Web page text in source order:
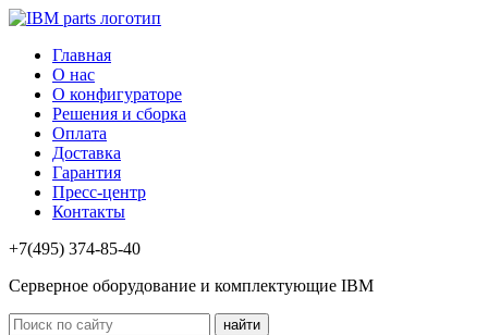
Главная
О нас
О конфигураторе
Решения и сборка
Оплата
Доставка
Гарантия
Пресс-центр
Контакты
+7(495) 374-85-40
Серверное оборудование и комплектующие IBM